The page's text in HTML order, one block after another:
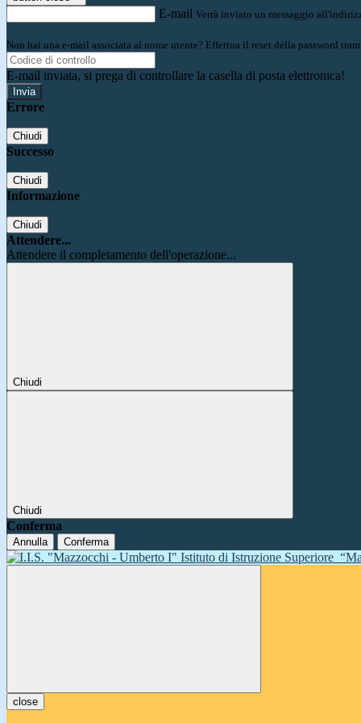
E-mail Verrà inviato un messaggio
Non hai una e-mail associata al nome utente? Effettua il reset della password
E-mail inviata, si prega di controllare la casella di posta elettronica!
Errore
Chiudi
Successo
Chiudi
Informazione
Chiudi
Attendere...
Attendere il completamento dell'operazione...
Chiudi
Chiudi
Conferma
Annulla Conferma
Istituto di Istruzione Superiore
close